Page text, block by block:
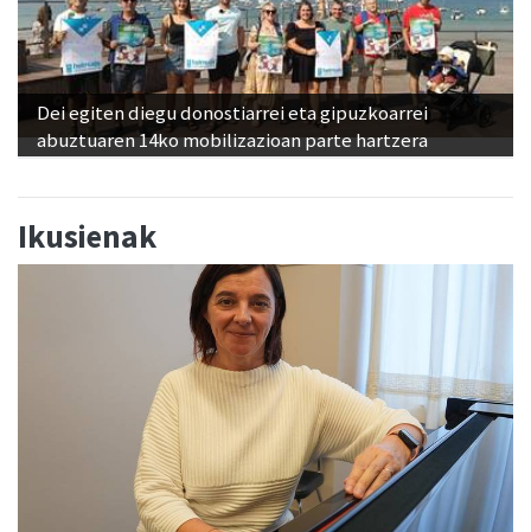
Dei egiten diegu donostiarrei eta gipuzkoarrei
abuztuaren 14ko mobilizazioan parte hartzera
Ikusienak